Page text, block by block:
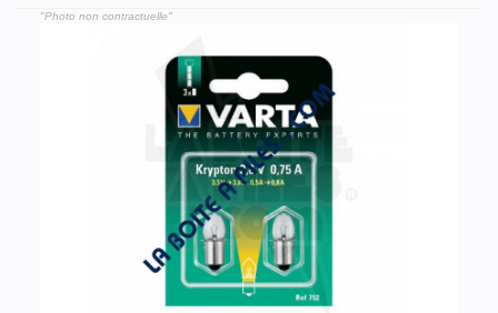
"Photo non contractuelle"